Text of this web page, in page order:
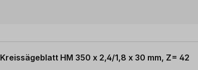
Kreissägeblatt HM 350 x 2,4/1,8 x 30 mm, Z= 42